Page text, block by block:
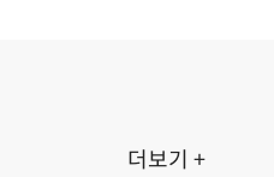
더보기 +